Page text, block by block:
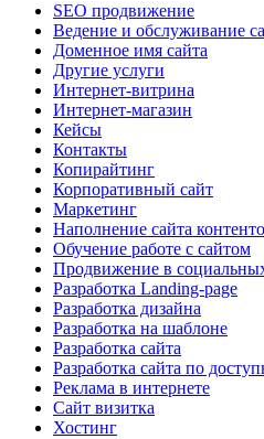
SEO продвижение
Ведение и обслуживание
Доменное имя сайта
Другие услуги
Интернет-витрина
Интернет-магазин
Кейсы
Контакты
Копирайтинг
Корпоративный сайт
Маркетинг
Наполнение сайта
Обучение работе с сайтом
Продвижение в
Разработка Landing-page
Разработка дизайна
Разработка на шаблоне
Разработка сайта
Разработка сайта по
Реклама в интернете
Сайт визитка
Хостинг